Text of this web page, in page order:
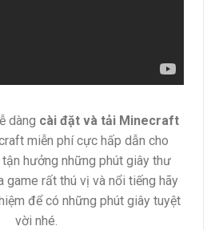
dàng cài đặt và tải Minecraft
miễn phí cực hấp dẫn cho
hưởng những phút giây thư
game rất thú vị và nổi tiếng hãy
để có những phút giây tuyệt
vời nhé.